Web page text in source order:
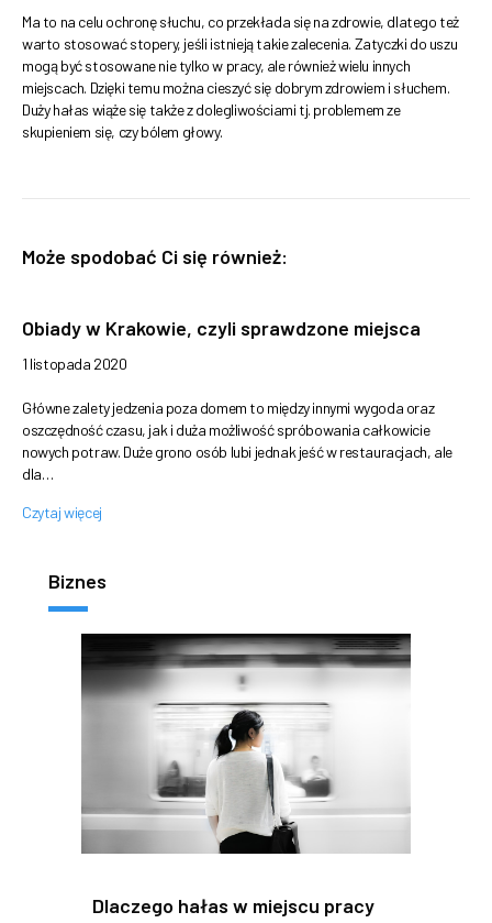
Ma to na celu ochronę słuchu, co przekłada się na zdrowie, dlatego też
warto stosować stopery, jeśli istnieją takie zalecenia. Zatyczki do uszu
mogą być stosowane nie tylko w pracy, ale również wielu innych
miejscach. Dzięki temu można cieszyć się dobrym zdrowiem i słuchem.
Duży hałas wiąże się także z dolegliwościami tj. problemem ze
skupieniem się, czy bólem głowy.
Może spodobać Ci się również:
Obiady w Krakowie, czyli sprawdzone miejsca
1 listopada 2020
Główne zalety jedzenia poza domem to między innymi wygoda oraz
oszczędność czasu, jak i duża możliwość spróbowania całkowicie
nowych potraw. Duże grono osób lubi jednak jeść w restauracjach, ale
dla…
Czytaj więcej
Biznes
Dlaczego hałas w miejscu pracy